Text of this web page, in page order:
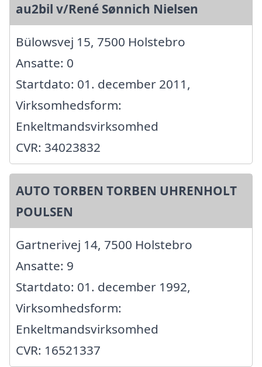
au2bil v/René Sønnich Nielsen
Bülowsvej 15, 7500 Holstebro
Ansatte: 0
Startdato: 01. december 2011,
Virksomhedsform:
Enkeltmandsvirksomhed
CVR: 34023832
AUTO TORBEN TORBEN UHRENHOLT
POULSEN
Gartnerivej 14, 7500 Holstebro
Ansatte: 9
Startdato: 01. december 1992,
Virksomhedsform:
Enkeltmandsvirksomhed
CVR: 16521337